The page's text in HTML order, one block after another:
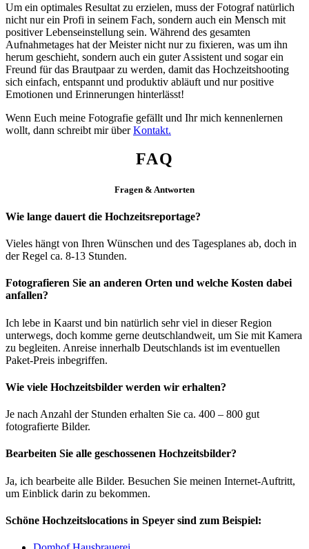
Um ein optimales Resultat zu erzielen, muss der Fotograf natürlich
nicht nur ein Profi in seinem Fach, sondern auch ein Mensch mit
positiver Lebenseinstellung sein. Während des gesamten
Aufnahmetages hat der Meister nicht nur zu fixieren, was um ihn
herum geschieht, sondern auch ein guter Assistent und sogar ein
Freund für das Brautpaar zu werden, damit das Hochzeitshooting
sich einfach, entspannt und produktiv abläuft und nur positive
Emotionen und Erinnerungen hinterlässt!
Wenn Euch meine Fotografie gefällt und Ihr mich kennenlernen
wollt, dann schreibt mir überKontakt.
FAQ
Fragen & Antworten
Wie lange dauert die Hochzeitsreportage?
Vieles hängt von Ihren Wünschen und des Tagesplanes ab, doch in
der Regel ca. 8-13 Stunden.
Fotografieren Sie an anderen Orten und welche Kosten dabei
anfallen?
Ich lebe in Kaarst und bin natürlich sehr viel in dieser Region
unterwegs, doch komme gerne deutschlandweit, um Sie mit Kamera
zu begleiten. Anreise innerhalb Deutschlands ist im eventuellen
Paket-Preis inbegriffen.
Wie viele Hochzeitsbilder werden wir erhalten?
Je nach Anzahl der Stunden erhalten Sie ca. 400 – 800 gut
fotografierte Bilder.
Bearbeiten Sie alle geschossenen Hochzeitsbilder?
Ja, ich bearbeite alle Bilder. Besuchen Sie meinen Internet-Auftritt,
um Einblick darin zu bekommen.
Schöne Hochzeitslocations in Speyer sind zum Beispiel: